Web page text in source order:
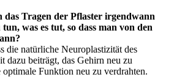
Tragen der Pflaster irgendwann
was es tut, so dass man von den
die natürliche Neuroplastizität des
dazu beiträgt, das Gehirn neu zu
Funktion neu zu verdrahten.